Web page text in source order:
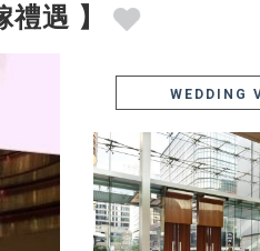
遇 】
WEDDING